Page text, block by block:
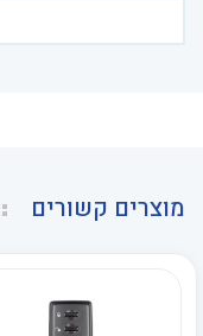
מוצרים קשורים